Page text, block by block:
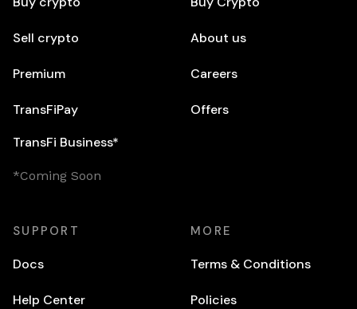
Sell crypto
Premium
TransFiPay
TransFi Business*
*Coming Soon
About us
Careers
Offers
SUPPORT
Docs
Help Center
MORE
Terms & Conditions
Policies